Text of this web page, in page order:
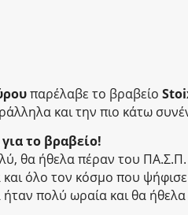
παρέλαβε το βραβείο
και την πιο κάτω
το βραβείο!
θα ήθελα πέραν του
όλο τον κόσμο που
πολύ ωραία και θα